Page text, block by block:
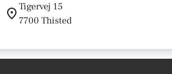
Tigervej 15
7700 Thisted